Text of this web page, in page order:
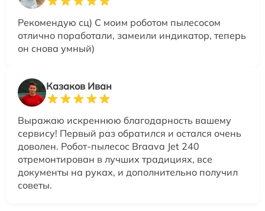
Рекомендую сц) С моим роботом пылесосом
отлично поработали, замеили индикатор, теперь
он снова умный)
Казаков Иван
Выражаю искреннюю благодарность вашему
сервису! Первый раз обратился и остался очень
доволен. Робот-пылесос Braava Jet 240
отремонтирован в лучших традициях, все
документы на руках, и дополнительно получил
советы.